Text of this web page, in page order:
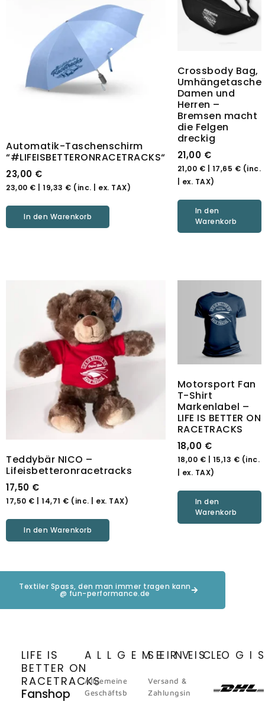
Automatik-Taschenschirm
“#LIFEISBETTERONRACETRACKS“
23,00 €
23,00 € 19,33 € (inc. | ex. TAX)
In den Warenkorb
Crossbody Bag,
Umhängetasche
Damen und
Herren –
Bremsen macht
die Felgen
dreckig
21,00 €
21,00 € 17,65 € (inc.
| ex. TAX)
In den
Warenkorb
Teddybär NICO –
Lifeisbetteronracetracks
17,50 €
17,50 € 14,71 € (inc. | ex. TAX)
In den Warenkorb
Motorsport Fan
T-Shirt
Markenlabel –
LIFE IS BETTER ON
RACETRACKS
18,00 €
18,00 € 15,13 € (inc.
| ex. TAX)
In den
Warenkorb
Textiler Spass, den man immer tragen kann
@ fun-performance.de
LIFE IS
BETTER ON
RACETRACKS
Fanshop
ALLGEMEINES
Allgemeine
Geschäftsbedingungen
SERVICE
Versand &
Zahlungsinformation